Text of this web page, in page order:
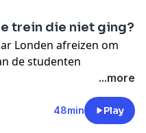
trein die niet ging?
Londen afreizen om
de studenten
En hij zou samen
er een lezing/workshop
reed niet.
...more
48min Play